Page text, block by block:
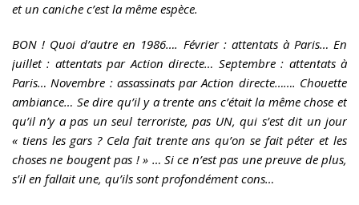
et un caniche c’est la même espèce.
BON ! Quoi d’autre en 1986…. Février : attentats à Paris… En
juillet : attentats par Action directe… Septembre : attentats à
Paris… Novembre : assassinats par Action directe……. Chouette
ambiance… Se dire qu’il y a trente ans c’était la même chose et
qu’il n’y a pas un seul terroriste, pas UN, qui s’est dit un jour
« tiens les gars ? Cela fait trente ans qu’on se fait péter et les
choses ne bougent pas ! » … Si ce n’est pas une preuve de plus,
s’il en fallait une, qu’ils sont profondément cons…